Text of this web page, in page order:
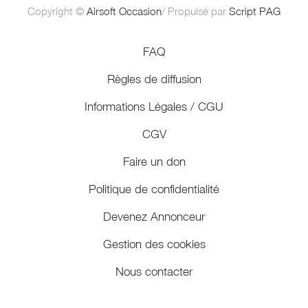
Copyright © Airsoft Occasion/ Propulsé par Script PAG
FAQ
Règles de diffusion
Informations Légales / CGU
CGV
Faire un don
Politique de confidentialité
Devenez Annonceur
Gestion des cookies
Nous contacter